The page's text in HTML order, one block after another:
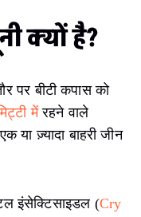
क्यों है?
पर बीटी कपास को
मेंरहने वाले
या ज़्यादा बाहरी जीन
इंसेक्टिसाइडल (Cry